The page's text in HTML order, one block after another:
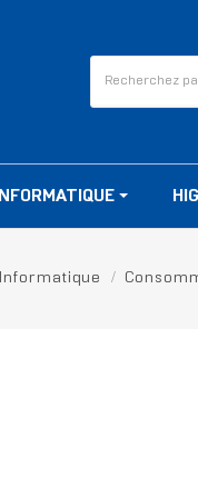
INFORMATIQUE
Informatique